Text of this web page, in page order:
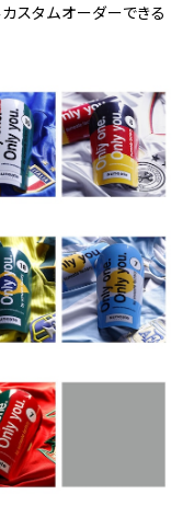
スタムオーダーできる